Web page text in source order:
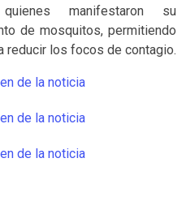
manifestaron su
de mosquitos, permitiendo
reducir los focos de contagio.